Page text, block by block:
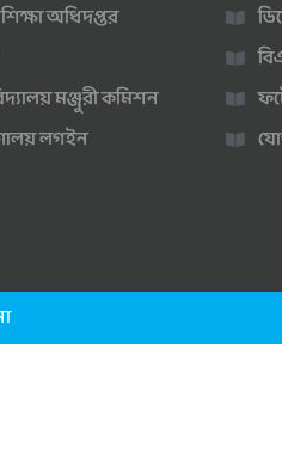
অধিদপ্তর
মঞ্জুরী কমিশন
লগইন